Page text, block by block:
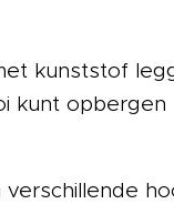
kunststof
kunt
verschillende